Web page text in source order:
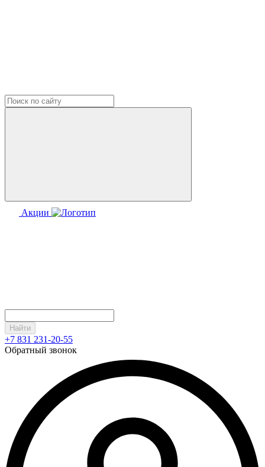
Акции
Найти
+7 831 231-20-55
Обратный звонок